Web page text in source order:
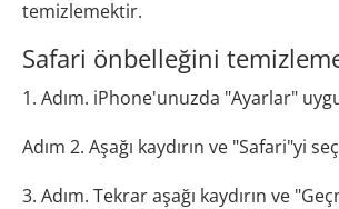
temizlemektir.
Safari önbelleğini
1. Adım. iPhone'unuzda "Ayarlar"
Adım 2. Aşağı kaydırın ve "Safari"yi
3. Adım. Tekrar aşağı kaydırın ve